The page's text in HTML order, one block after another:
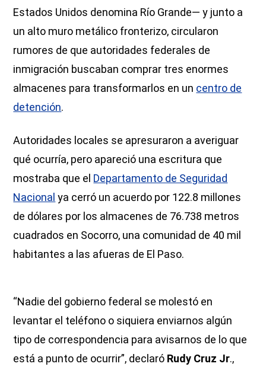
Estados Unidos denomina Río Grande— y junto a
un alto muro metálico fronterizo, circularon
rumores de que autoridades federales de
inmigración buscaban comprar tres enormes
almacenes para transformarlos en un centro de
detención.
Autoridades locales se apresuraron a averiguar
qué ocurría, pero apareció una escritura que
mostraba que el Departamento de Seguridad
Nacional ya cerró un acuerdo por 122.8 millones
de dólares por los almacenes de 76.738 metros
cuadrados en Socorro, una comunidad de 40 mil
habitantes a las afueras de El Paso.
“Nadie del gobierno federal se molestó en
levantar el teléfono o siquiera enviarnos algún
tipo de correspondencia para avisarnos de lo que
está a punto de ocurrir”, declaró Rudy Cruz Jr.,